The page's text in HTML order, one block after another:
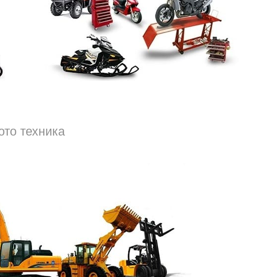
техника
нужную сумму.
можно, если оно соответствует следующим критериям:
– это второстепенные критерии.
комплектации – мы её у вас купим.
или другого содержания, вы сможете на
звонки, письма. Долго в таком ритме, без отдыха,
объявления, регулярно их поднимать в ленте на
смысла подавать в газеты, размещать объявления,